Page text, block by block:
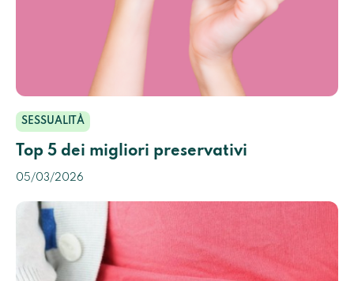
SESSUALITÀ
Top 5 dei migliori preservativi
05/03/2026